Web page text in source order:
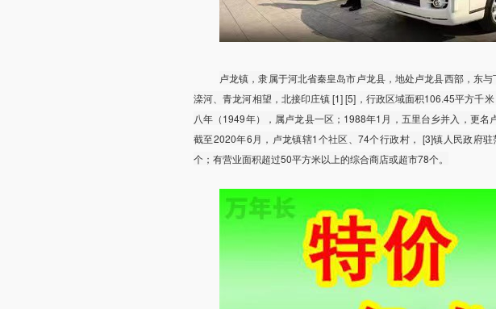
卢龙镇，隶属于河北省秦皇岛市卢龙县，地处卢龙县西部，东
滦河、青龙河相望，北接印庄镇 [1] [5]，行政区域面积106.45平方千
八年（1949年），属卢龙县一区；1988年1月，五里台乡并入，更
截至2020年6月，卢龙镇辖1个社区、74个行政村， [3]镇人民政府
个；有营业面积超过50平方米以上的综合商店或超市78个。